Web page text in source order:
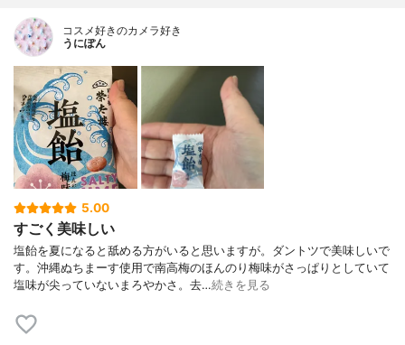
コスメ好きのカメラ好き
うにぽん
5.00
すごく美味しい
塩飴を夏になると舐める方がいると思いますが。ダントツで美味しいで
す。沖縄ぬちまーす使用で南高梅のほんのり梅味がさっぱりとしていて
塩味が尖っていないまろやかさ。去…続きを見る